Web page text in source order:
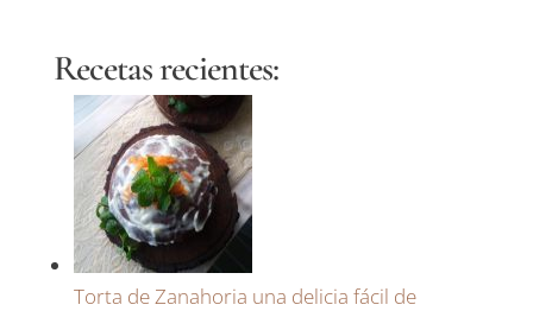
Recetas recientes:
Torta de Zanahoria una delicia fácil de